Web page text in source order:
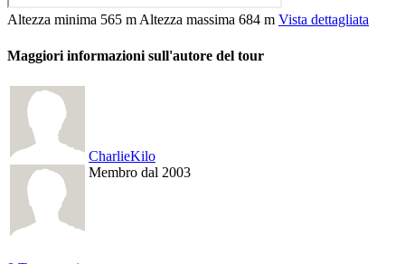
Altezza minima 565 m Altezza massima 684 m Vista dettagliata
Maggiori informazioni sull'autore del tour
CharlieKilo
Membro dal 2003